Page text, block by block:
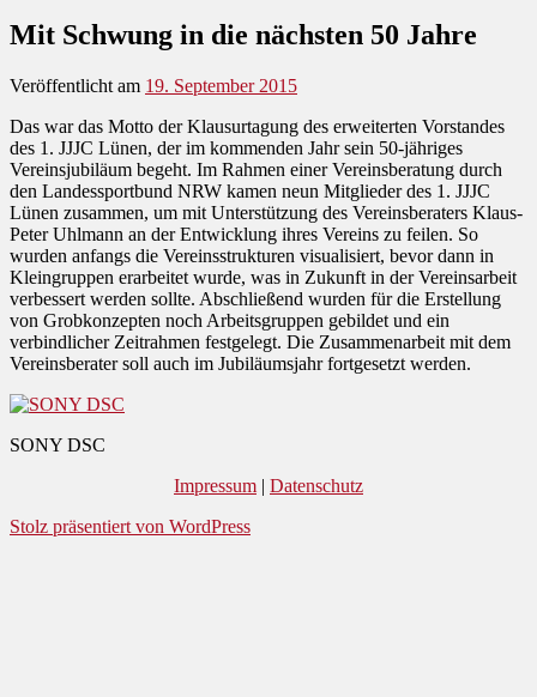
Mit Schwung in die nächsten 50 Jahre
Veröffentlicht am 19. September 2015
Das war das Motto der Klausurtagung des erweiterten Vorstandes
des 1. JJJC Lünen, der im kommenden Jahr sein 50-jähriges
Vereinsjubiläum begeht. Im Rahmen einer Vereinsberatung durch
den Landessportbund NRW kamen neun Mitglieder des 1. JJJC
Lünen zusammen, um mit Unterstützung des Vereinsberaters Klaus-
Peter Uhlmann an der Entwicklung ihres Vereins zu feilen. So
wurden anfangs die Vereinsstrukturen visualisiert, bevor dann in
Kleingruppen erarbeitet wurde, was in Zukunft in der Vereinsarbeit
verbessert werden sollte. Abschließend wurden für die Erstellung
von Grobkonzepten noch Arbeitsgruppen gebildet und ein
verbindlicher Zeitrahmen festgelegt. Die Zusammenarbeit mit dem
Vereinsberater soll auch im Jubiläumsjahr fortgesetzt werden.
SONY DSC
Impressum | Datenschutz
Stolz präsentiert von WordPress